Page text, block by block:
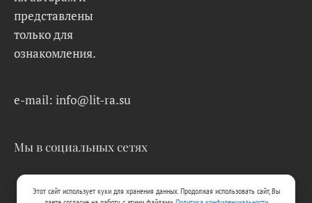
представлены
только для
ознакомления.
e-mail: info@lit-ra.su
Мы в социальных сетях
Этот сайт использует куки для хранения данных. Продолжая использовать сайт, Вы